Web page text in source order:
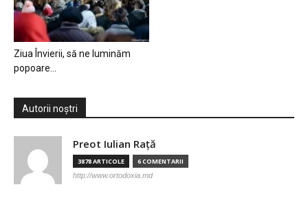
Ziua Învierii, să ne luminăm
popoare…
Autorii noștri
Preot Iulian Raţă
3878 ARTICOLE 6 COMENTARII
http://www.ortodoxia.md